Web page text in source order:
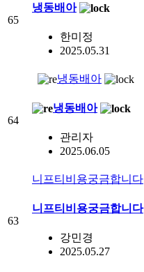
65
냉동배아
한미정
2025.05.31
64
냉동배아
냉동배아
관리자
2025.06.05
63
니프티비용궁금합니다
니프티비용궁금합니다
강민경
2025.05.27